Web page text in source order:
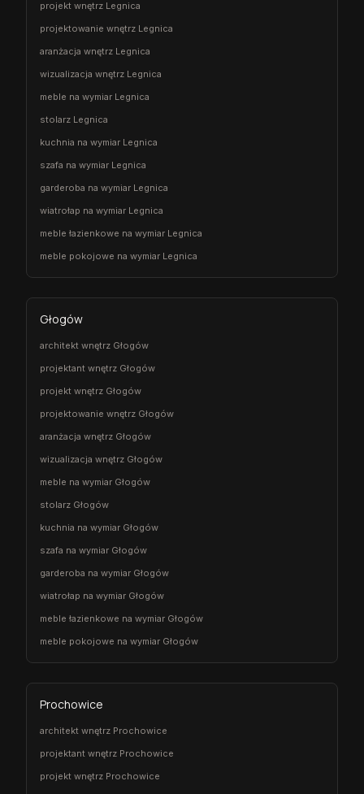
projekt wnętrz Legnica
projektowanie wnętrz Legnica
aranżacja wnętrz Legnica
wizualizacja wnętrz Legnica
meble na wymiar Legnica
stolarz Legnica
kuchnia na wymiar Legnica
szafa na wymiar Legnica
garderoba na wymiar Legnica
wiatrołap na wymiar Legnica
meble łazienkowe na wymiar Legnica
meble pokojowe na wymiar Legnica
Głogów
architekt wnętrz Głogów
projektant wnętrz Głogów
projekt wnętrz Głogów
projektowanie wnętrz Głogów
aranżacja wnętrz Głogów
wizualizacja wnętrz Głogów
meble na wymiar Głogów
stolarz Głogów
kuchnia na wymiar Głogów
szafa na wymiar Głogów
garderoba na wymiar Głogów
wiatrołap na wymiar Głogów
meble łazienkowe na wymiar Głogów
meble pokojowe na wymiar Głogów
Prochowice
architekt wnętrz Prochowice
projektant wnętrz Prochowice
projekt wnętrz Prochowice